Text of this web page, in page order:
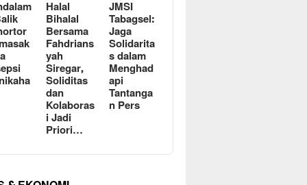
Halal
Bihalal
Bersama
Fahdrians
yah
Siregar,
Soliditas
dan
Kolaboras
i Jadi
Priori…
JMSI
Tabagsel:
Jaga
Solidarita
s dalam
Menghad
api
Tantanga
n Pers